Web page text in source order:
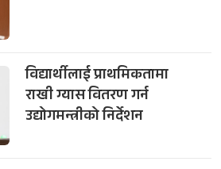
विद्यार्थीलाई प्राथमिकतामा
राखी ग्यास वितरण गर्न
उद्योगमन्त्रीको निर्देशन